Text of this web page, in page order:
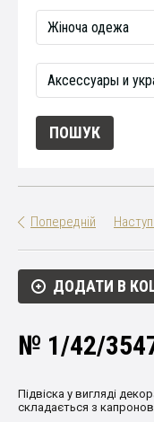
Попередній
ДОДАТИ В
№ 1/42/
Підвіска у вигляді
складається з